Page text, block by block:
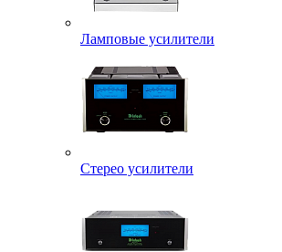
Ламповые усилители
Стерео усилители